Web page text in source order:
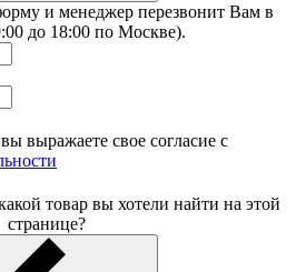
и менеджер перезвонит Вам в
до 18:00 по Москве).
выражаете свое согласие с
товар вы хотели найти на этой
странице?